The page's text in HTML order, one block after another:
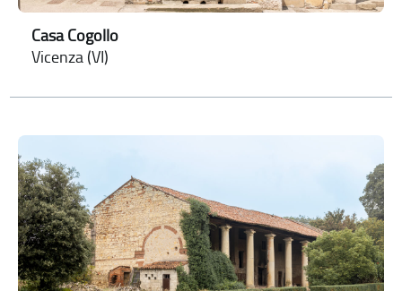
Casa Cogollo
Vicenza (VI)